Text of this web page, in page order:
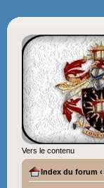
Vers le contenu
Index du forum ‹